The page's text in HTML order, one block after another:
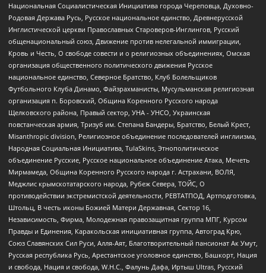
Национальная Социалистическая Инициатива города Череповца, Духовно-
Родовая Держава Русь, Русское национальное единство, Древнерусской
Инглистической церкви Православных Староверов-Инглингов, Русский
общенациональный союз, Движение против нелегальной иммиграции,
Кровь и Честь, О свободе совести и о религиозных объединениях, Омская
организация общественного политического движения Русское
национальное единство, Северное Братство, Клуб Болельщиков
Футбольного Клуба Динамо, Файзрахманисты, Мусульманская религиозная
организация п. Боровский, Община Коренного Русского народа
Щелковского района, Правый сектор, УНА - УНСО, Украинская
повстанческая армия, Тризуб им. Степана Бандеры, Братство, Белый Крест,
Misanthropic division, Религиозное объединение последователей инглиизма,
Народная Социальная Инициатива, TulaSkins, Этнополитическое
объединение Русские, Русское национальное объединение Атака, Мечеть
Мирмамеда, Община Коренного Русского народа г. Астрахани, ВОЛЯ,
Меджлис крымскотатарского народа, Рубеж Севера, ТОЙС, О
противодействии экстремистской деятельности, РЕВТАТПОД, Артподготовка,
Штольц, В честь иконы Божией Матери Державная, Сектор 16,
Независимость, Фирма, Молодежная правозащитная группа МПГ, Курсом
Правды и Единения, Каракольская инициативная группа, Автоград Крю,
Союз Славянских Сил Руси, Алля-Аят, Благотворительный пансионат Ак Умут,
Русская республика Русь, Арестантское уголовное единство, Башкорт, Нация
и свобода, Нация и свобода, W.H.С., Фалунь Дафа, Иртыш Ultras, Русский